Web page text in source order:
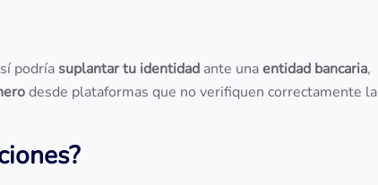
podríasuplantar tu identidad ante unaentidad bancaria,
desde plataformas que no verifiquen correctamente la